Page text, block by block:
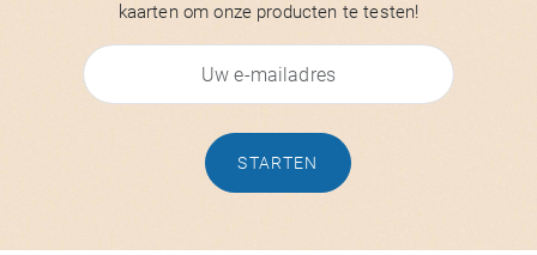
kaarten om onze producten te testen!
STARTEN